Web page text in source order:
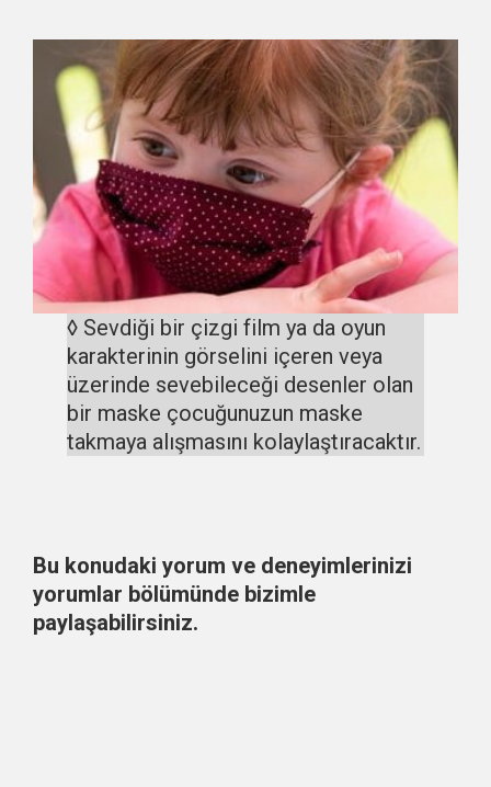
◊ Sevdiği bir çizgi film ya da oyun
karakterinin görselini içeren veya
üzerinde sevebileceği desenler olan
bir maske çocuğunuzun maske
takmaya alışmasını kolaylaştıracaktır.
Bu konudaki yorum ve deneyimlerinizi
yorumlar bölümünde bizimle
paylaşabilirsiniz.